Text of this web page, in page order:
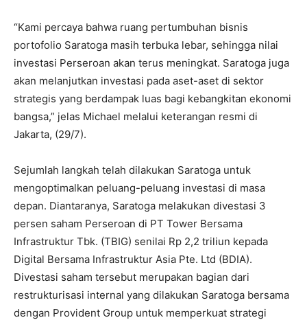
“Kami percaya bahwa ruang pertumbuhan bisnis
portofolio Saratoga masih terbuka lebar, sehingga nilai
investasi Perseroan akan terus meningkat. Saratoga juga
akan melanjutkan investasi pada aset-aset di sektor
strategis yang berdampak luas bagi kebangkitan ekonomi
bangsa,” jelas Michael melalui keterangan resmi di
Jakarta, (29/7).
Sejumlah langkah telah dilakukan Saratoga untuk
mengoptimalkan peluang-peluang investasi di masa
depan. Diantaranya, Saratoga melakukan divestasi 3
persen saham Perseroan di PT Tower Bersama
Infrastruktur Tbk. (TBIG) senilai Rp 2,2 triliun kepada
Digital Bersama Infrastruktur Asia Pte. Ltd (BDIA).
Divestasi saham tersebut merupakan bagian dari
restrukturisasi internal yang dilakukan Saratoga bersama
dengan Provident Group untuk memperkuat strategi